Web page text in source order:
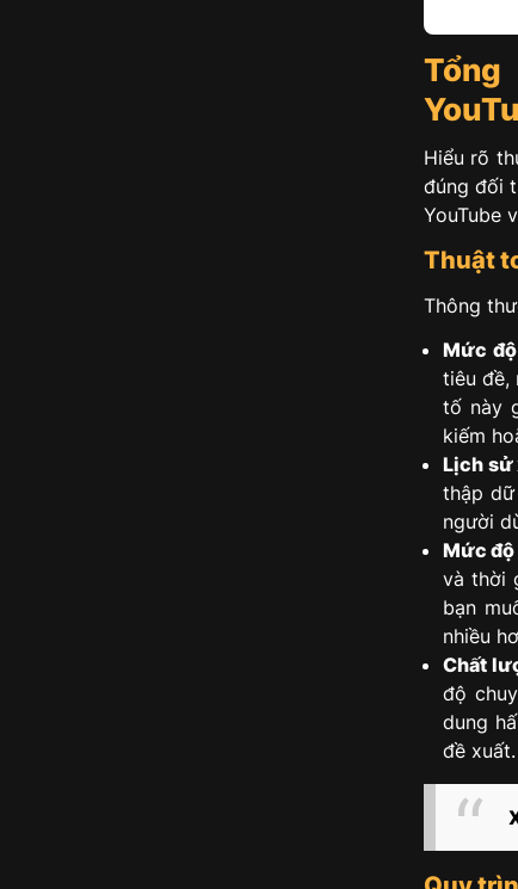
Hiểu rõ
đúng đối
YouTube
Thuật
Thông
Mức
tiêu đề,
tố này
kiếm
Lịch sử
thập
người
Mức
và thời
bạn
nhiều
Chất
độ
dung
đề xuất.